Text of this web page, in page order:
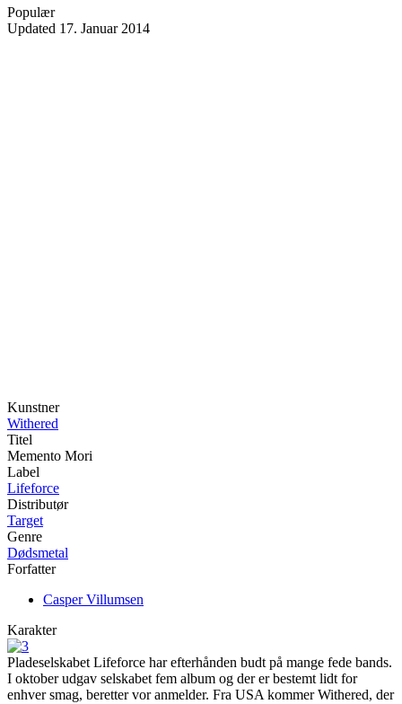
Populær
Updated 17. Januar 2014
Kunstner
Withered
Titel
Memento Mori
Label
Lifeforce
Distributør
Target
Genre
Dødsmetal
Forfatter
Casper Villumsen
Karakter
Pladeselskabet Lifeforce har efterhånden budt på mange fede bands.
I oktober udgav selskabet fem album og der er bestemt lidt for
enhver smag, beretter vor anmelder. Fra USA kommer Withered, der